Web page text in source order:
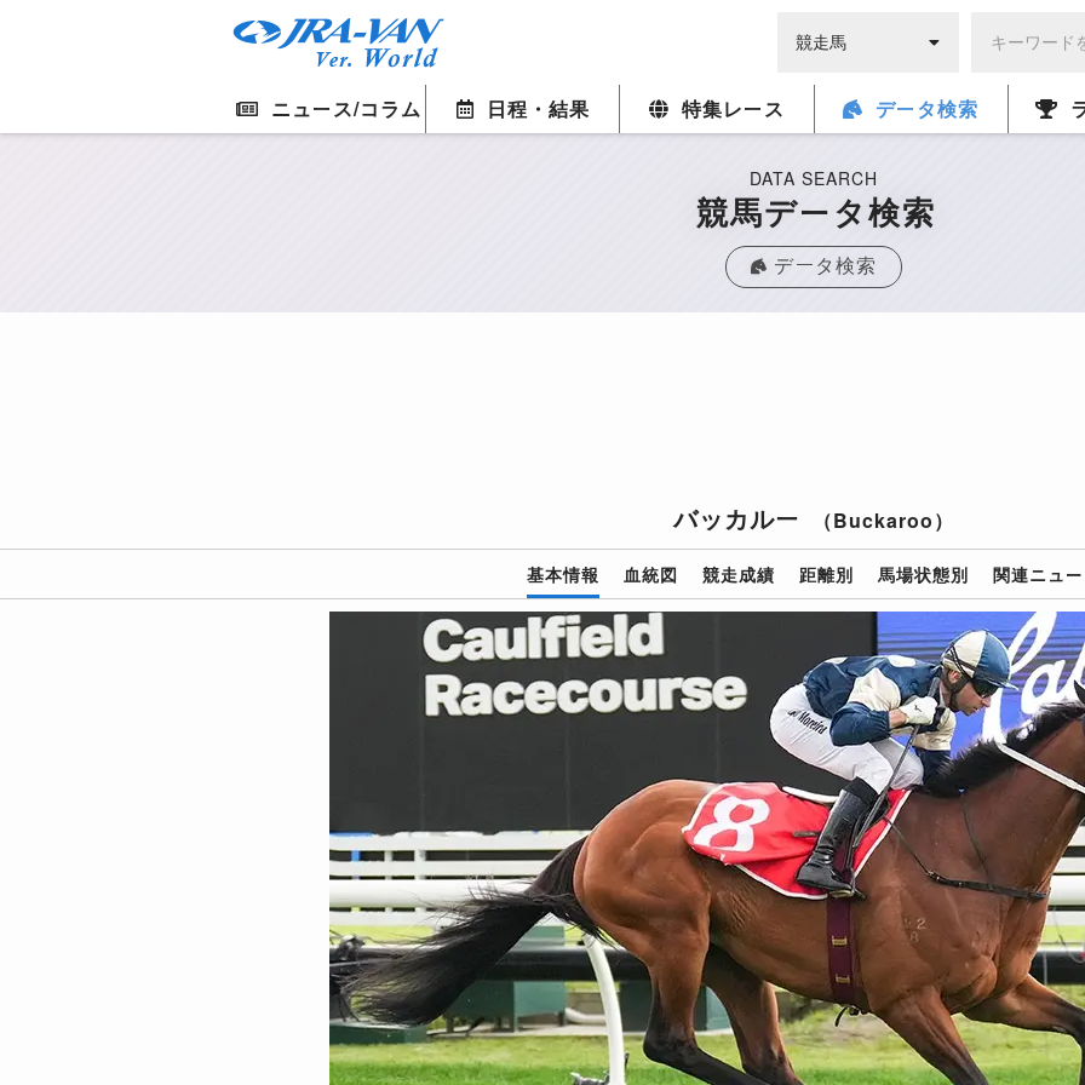
ニュース/コラム 日程・結果 特集レース データ検索
DATA SEARCH
競馬データ検索
データ検索
バッカルー （Buckaroo）
基本情報 血統図 競走成績 距離別 馬場状態別 関連ニュ